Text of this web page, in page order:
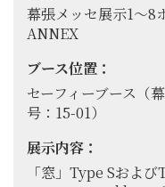
幕張メッセ展示1～8
ANNEX
ブース位置：
セーフィーブース（
号：15-01）
展示内容：
「窓」Type Sおよ